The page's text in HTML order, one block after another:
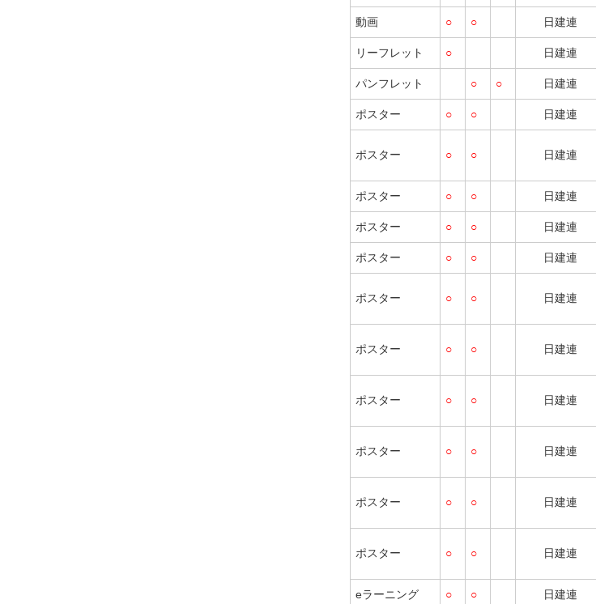
動画 ○ ○ 日建連
リーフレット ○ 日建連
パンフレット ○ ○ 日建連
ポスター ○ ○ 日建連
ポスター ○ ○ 日建連
ポスター ○ ○ 日建連
ポスター ○ ○ 日建連
ポスター ○ ○ 日建連
ポスター ○ ○ 日建連
ポスター ○ ○ 日建連
ポスター ○ ○ 日建連
ポスター ○ ○ 日建連
ポスター ○ ○ 日建連
ポスター ○ ○ 日建連
eラーニング ○ ○ 日建連